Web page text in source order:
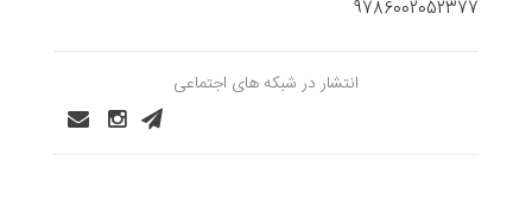
9786002052377
انتشار در شبکه های اجتماعی